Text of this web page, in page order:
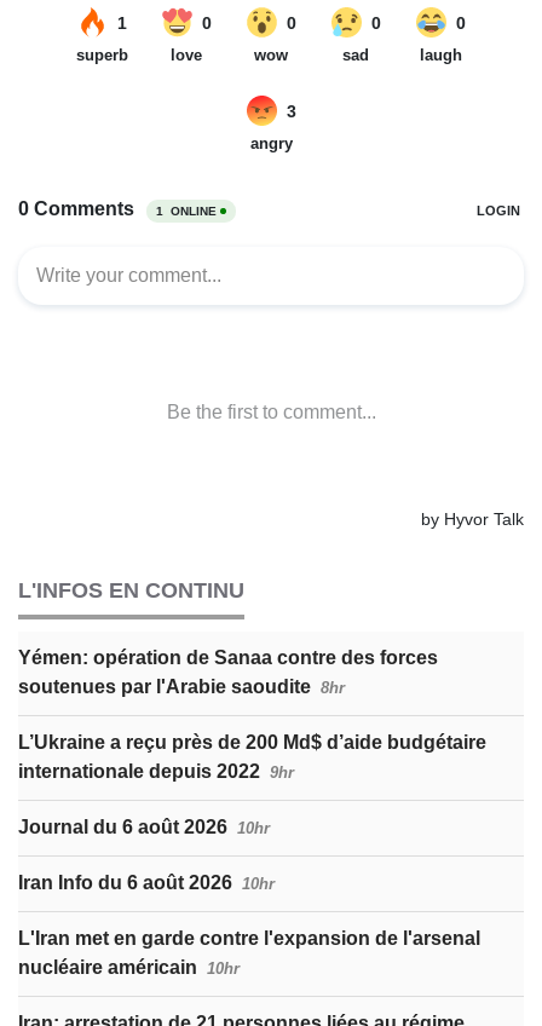
L'INFOS EN CONTINU
Yémen: opération de Sanaa contre des forces
soutenues par l'Arabie saoudite 8hr
L’Ukraine a reçu près de 200 Md$ d’aide budgétaire
internationale depuis 2022 9hr
Journal du 6 août 2026 10hr
Iran Info du 6 août 2026 10hr
L'Iran met en garde contre l'expansion de l'arsenal
nucléaire américain 10hr